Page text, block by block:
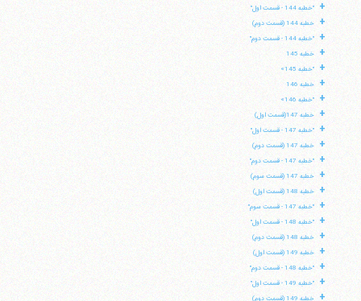
+ "خطبه 144 - قسمت اول"
+ خطبه 144 (قسمت دوم)
+ "خطبه 144 - قسمت دوم"
+ خطبه 145
+ "خطبه 145»
+ خطبه 146
+ "خطبه 146»
+ خطبه 147(قسمت اول)
+ "خطبه 147 - قسمت اول"
+ خطبه 147 (قسمت دوم)
+ "خطبه 147 - قسمت دوم"
+ خطبه 147 (قسمت سوم)
+ خطبه 148 (قسمت اول)
+ "خطبه 147 - قسمت سوم"
+ "خطبه 148 - قسمت اول"
+ خطبه 148 (قسمت دوم)
+ خطبه 149 (قسمت اول)
+ "خطبه 148 - قسمت دوم"
+ "خطبه 149 - قسمت اول"
+ خطبه 149 (قسمت دوم)